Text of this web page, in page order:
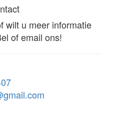
wilt u meer informatie
of email ons!